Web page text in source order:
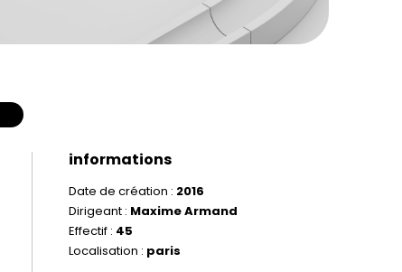
informations
Date de création : 2016
Dirigeant : Maxime Armand
Effectif : 45
Localisation : paris